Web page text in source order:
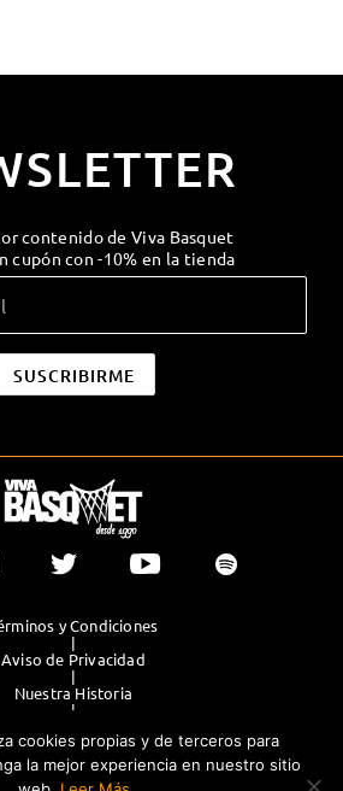
contenido de Viva Basquet
cupón con -10% en la tienda
y Condiciones
|
Aviso de Privacidad
|
Nuestra Historia
|
|
Publicidad
cookies propias y de terceros para
la mejor experiencia en nuestro sitio